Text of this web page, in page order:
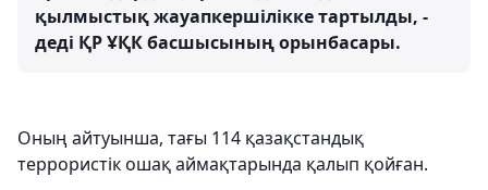
қылмыстық жауапкершілікке тартылды, -
деді ҚР ҰҚК басшысының орынбасары.
Оның айтуынша, тағы 114 қазақстандық
террористік ошақ аймақтарында қалып қойған.